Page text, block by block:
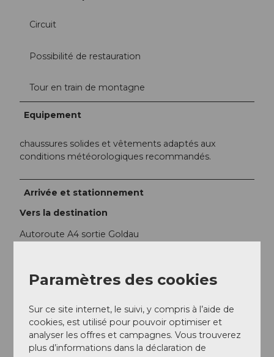
Circuit
Possibilité de restauration
Tour en train de montagne
Equipement
chaussures solides et vêtements adaptés aux
conditions météorologiques recommandés.
Arrivée et stationnement
Vers la destination
Autoroute A4 sortie Goldau
Parking A4 ou parking Kräbel station de base du
Transports en commun
Gare de Goldau puis avec le chemin de fer de la Rigi
Paramètres des cookies
Sur ce site internet, le suivi, y compris à l’aide de
cookies, est utilisé pour pouvoir optimiser et
analyser les offres et campagnes. Vous trouverez
plus d’informations dans la déclaration de